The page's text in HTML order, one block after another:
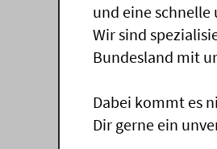
und eine schnelle
Wir sind
Bundesland mit
Dabei kommt es
Dir gerne ein